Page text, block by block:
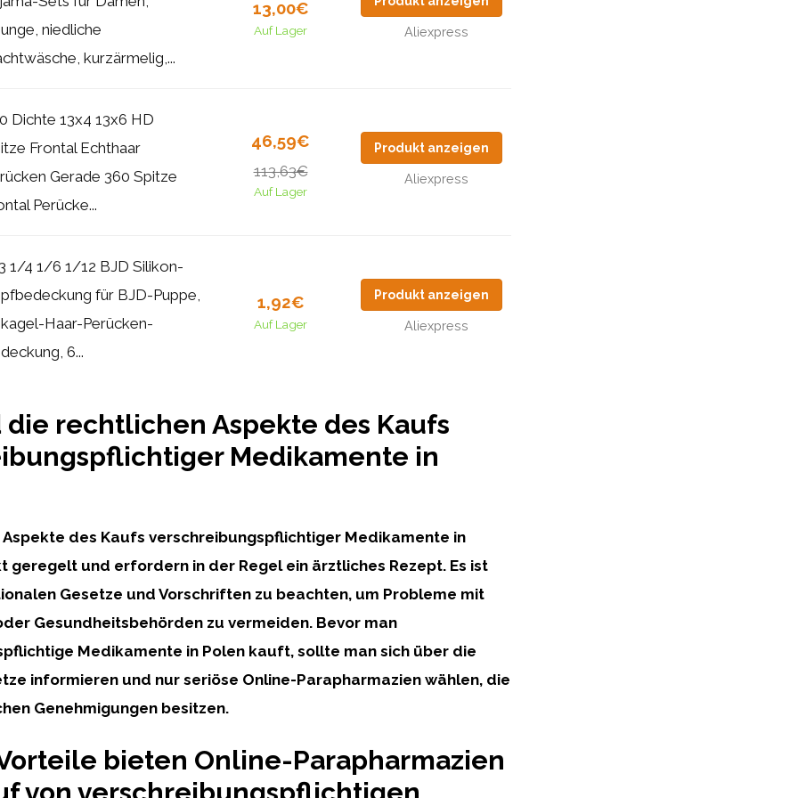
niedliche
kurzärmelig,...
13,00€
Auf Lager Aliexpress
Dichte 13x4 13x6 HD
Frontal Echthaar
Gerade 360 Spitze
Perücke...
46,59€
113,63€
Auf Lager
Produkt anzeigen
Aliexpress
1/4 1/6 1/12 BJD Silikon-
für BJD-Puppe,
Haar-Perücken-
6...
1,92€
Auf Lager
Produkt anzeigen
Aliexpress
die rechtlichen Aspekte des Kaufs
Medikamente in
des Kaufs verschreibungspflichtiger Medikamente in
geregelt und erfordern in der Regel ein ärztliches Rezept. Es ist
Gesetze und Vorschriften zu beachten, um Probleme mit
Gesundheitsbehörden zu vermeiden. Bevor man
Medikamente in Polen kauft, sollte man sich über die
informieren und nur seriöse Online-Parapharmazien wählen, die
Genehmigungen besitzen.
bieten Online-Parapharmazien